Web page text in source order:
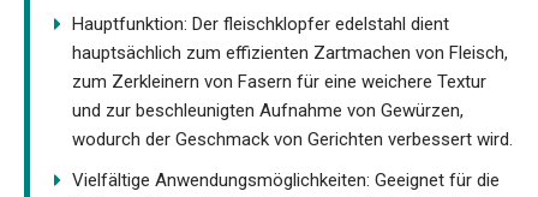
Hauptfunktion: Der fleischklopfer edelstahl dient
hauptsächlich zum effizienten Zartmachen von Fleisch,
zum Zerkleinern von Fasern für eine weichere Textur
und zur beschleunigten Aufnahme von Gewürzen,
wodurch der Geschmack von Gerichten verbessert wird.
Vielfältige Anwendungsmöglichkeiten: Geeignet für die